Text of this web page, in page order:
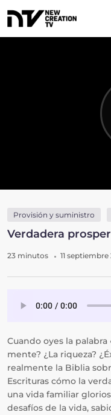
Provisión y suministro
Verdadera
23 minutos 11 septiembre
Cuando oyes la
mente? ¿La riqueza?
realmente la Biblia
Escrituras cómo la
una vida familiar
desafíos de la vida,